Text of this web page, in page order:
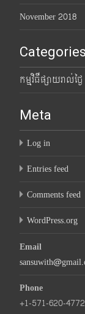
November 2018
Categories
កម្មវិធីផ្សាយរាល់ថ្ងៃ
Meta
Log in
Entries feed
Comments feed
WordPress.org
Email
Phone
+1-571-620-4772